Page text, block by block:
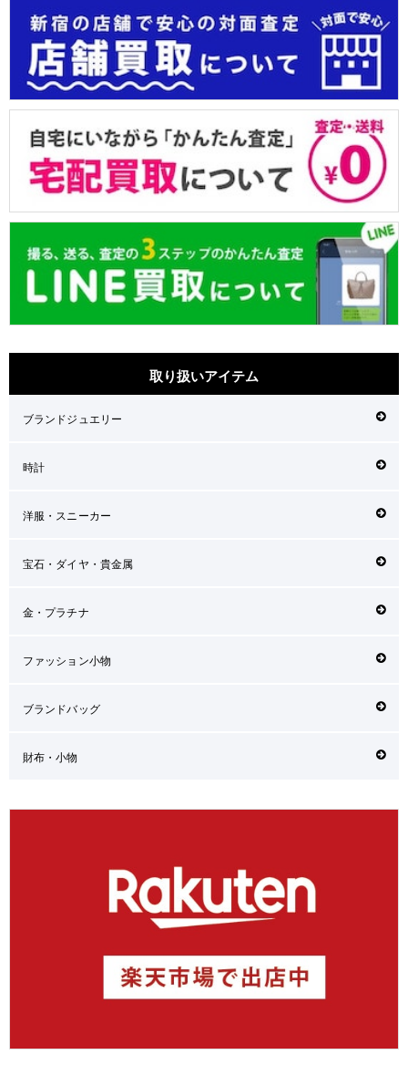
取り扱いアイテム
ブランドジュエリー
時計
洋服・スニーカー
宝石・ダイヤ・貴金属
金・プラチナ
ファッション小物
ブランドバッグ
財布・小物